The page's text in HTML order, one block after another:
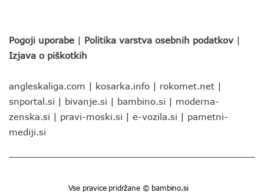
Pogoji uporabe | Politika varstva osebnih podatkov |
Izjava o piškotkih
angleskaliga.com | kosarka.info | rokomet.net |
snportal.si | bivanje.si | bambino.si | moderna-
zenska.si | pravi-moski.si | e-vozila.si | pametni-
mediji.si
Vse pravice pridržane © bambino.si